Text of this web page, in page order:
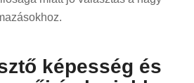
képesség és